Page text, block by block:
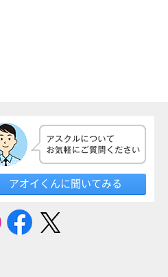
アオイくんに聞いてみる